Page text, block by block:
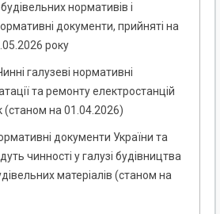
нормативів і
документи, прийняті на
року
галузеві нормативні
та ремонту електростанцій
на 01.04.2026)
документи України та
чинності у галузі будівництва
матеріалів (станом на